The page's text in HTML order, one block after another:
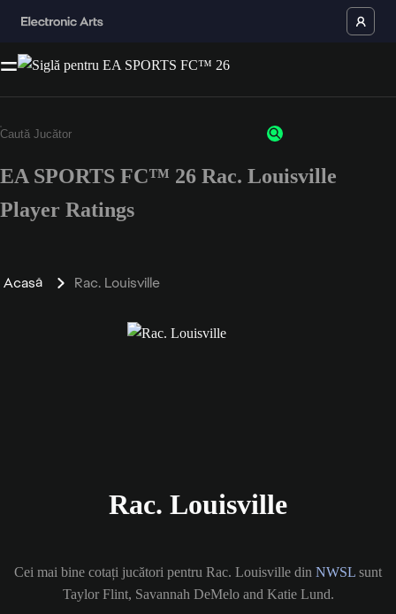
EA SPORTS FC™ 26 Rac. Louisville
Player Ratings
Acasă Rac. Louisville
Rac. Louisville
Cei mai bine cotați jucători pentru Rac. Louisville din NWSL sunt
Taylor Flint, Savannah DeMelo and Katie Lund.